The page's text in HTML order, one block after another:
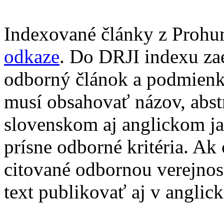
Indexované články z
odkaze. Do DRJI indexu
odborný článok a
musí obsahovať názov,
slovenskom aj anglickom
prísne odborné kritéria. Ak
citované odbornou
text publikovať aj v